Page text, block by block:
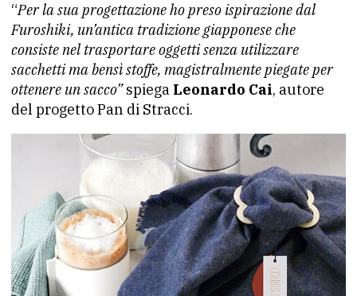
“Per la sua progettazione ho preso ispirazione dal
Furoshiki, un’antica tradizione giapponese che
consiste nel trasportare oggetti senza utilizzare
sacchetti ma bensì stoffe, magistralmente piegate per
ottenere un sacco”spiega Leonardo Cai, autore
del progetto Pan di Stracci.